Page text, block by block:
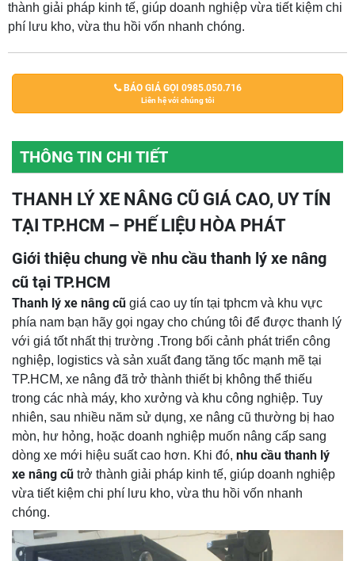
thành giải pháp kinh tế, giúp doanh nghiệp vừa tiết kiệm chi
phí lưu kho, vừa thu hồi vốn nhanh chóng.
BÁO GIÁ GỌI 0985.050.716
Liên hệ với chúng tôi
THÔNG TIN CHI TIẾT
THANH LÝ XE NÂNG CŨ GIÁ CAO, UY TÍN
TẠI TP.HCM – PHẾ LIỆU HÒA PHÁT
Giới thiệu chung về nhu cầu thanh lý xe nâng
cũ tại TP.HCM
Thanh lý xe nâng cũ giá cao uy tín tại tphcm và khu vực
phía nam bạn hãy gọi ngay cho chúng tôi để được thanh lý
với giá tốt nhất thị trường .Trong bối cảnh phát triển công
nghiệp, logistics và sản xuất đang tăng tốc mạnh mẽ tại
TP.HCM, xe nâng đã trở thành thiết bị không thể thiếu
trong các nhà máy, kho xưởng và khu công nghiệp. Tuy
nhiên, sau nhiều năm sử dụng, xe nâng cũ thường bị hao
mòn, hư hỏng, hoặc doanh nghiệp muốn nâng cấp sang
dòng xe mới hiệu suất cao hơn. Khi đó, nhu cầu thanh lý
xe nâng cũ trở thành giải pháp kinh tế, giúp doanh nghiệp
vừa tiết kiệm chi phí lưu kho, vừa thu hồi vốn nhanh
chóng.